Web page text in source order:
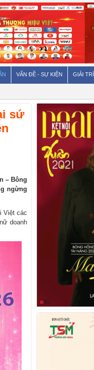
VẤN ĐỀ - SỰ KIỆN GIẢI TRÍ
sứ
– Bông
ngừng
Việt các
doanh